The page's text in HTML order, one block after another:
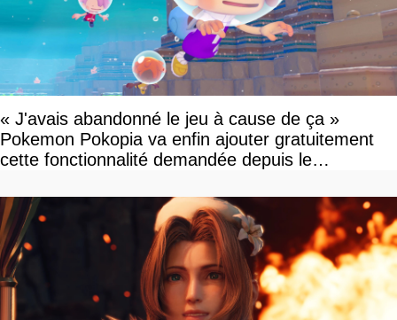
« J'avais abandonné le jeu à cause de ça »
Pokemon Pokopia va enfin ajouter gratuitement
cette fonctionnalité demandée depuis le